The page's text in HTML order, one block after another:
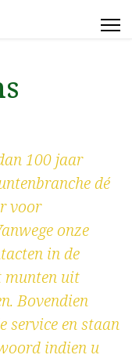
100 jaar
dé
voor
onze
in de
munten uit
Bovendien
service en staan
indien u